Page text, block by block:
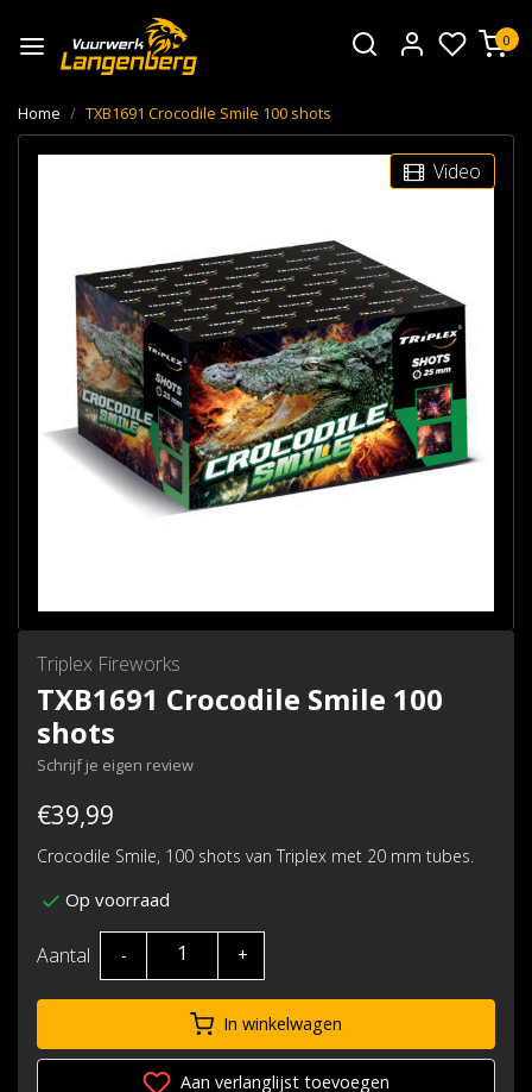
0
Home TXB1691 Crocodile Smile 100 shots
Video
Triplex Fireworks
TXB1691 Crocodile Smile 100
shots
Schrijf je eigen review
€39,99
Crocodile Smile, 100 shots van Triplex met 20 mm tubes.
Op voorraad
Aantal - +
In winkelwagen
Aan verlanglijst toevoegen